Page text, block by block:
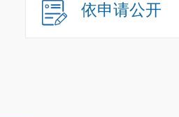
依申请公开